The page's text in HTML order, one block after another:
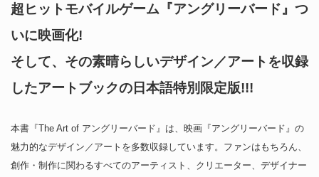
超ヒットモバイルゲーム『アングリーバード』つ
いに映画化!
そして、その素晴らしいデザイン／アートを収録
したアートブックの日本語特別限定版!!!
本書『The Art of アングリーバード』は、映画『アングリーバード』の
魅力的なデザイン／アートを多数収録しています。ファンはもちろん、
創作・制作に関わるすべてのアーティスト、クリエーター、デザイナー